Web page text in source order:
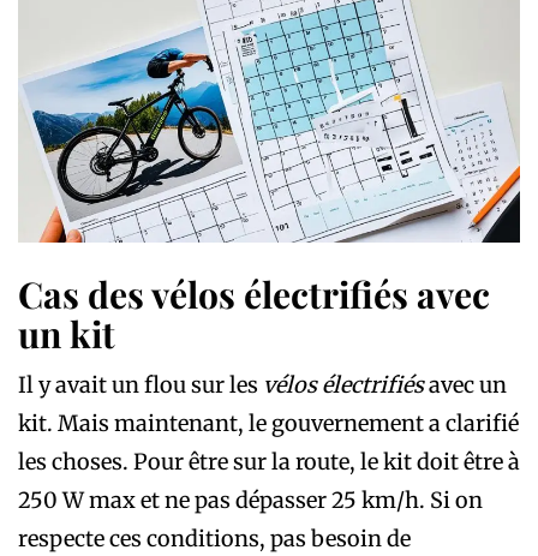
Cas des vélos électrifiés avec
un kit
Il y avait un flou sur les vélos électrifiésavec un
kit. Mais maintenant, le gouvernement a clarifié
les choses. Pour être sur la route, le kit doit être à
250 W max et ne pas dépasser 25 km/h. Si on
respecte ces conditions, pas besoin de